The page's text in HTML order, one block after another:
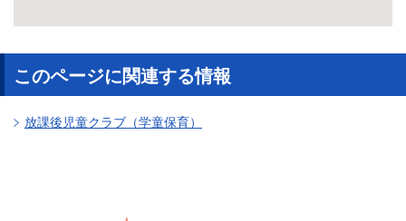
このページに関連する情報
放課後児童クラブ（学童保育）